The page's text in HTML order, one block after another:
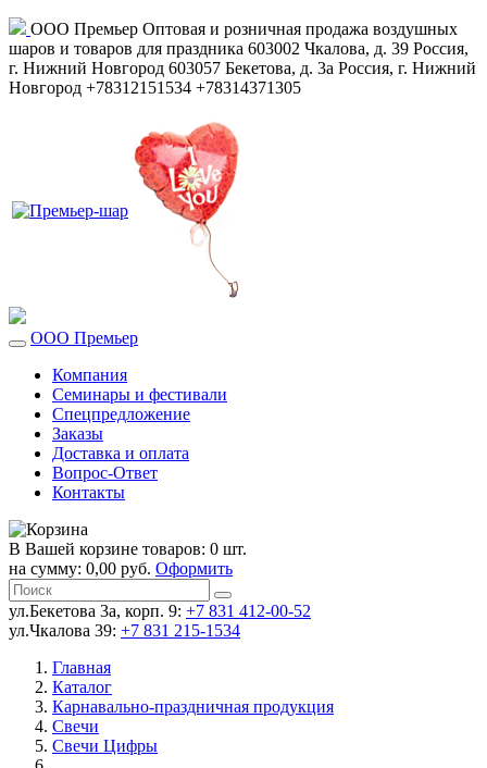
ООО Премьер Оптовая и розничная продажа воздушных
шаров и товаров для праздника 603002 Чкалова, д. 39 Россия,
г. Нижний Новгород 603057 Бекетова, д. 3а Россия, г. Нижний
Новгород +78312151534 +78314371305
ООО Премьер
Компания
Семинары и фестивали
Спецпредложение
Заказы
Доставка и оплата
Вопрос-Ответ
Контакты
В Вашей корзине товаров: 0 шт.
на сумму: 0,00 руб. Оформить
ул.Бекетова 3а, корп. 9: +7 831 412-00-52
ул.Чкалова 39: +7 831 215-1534
Главная
Каталог
Карнавально-праздничная продукция
Свечи
Свечи Цифры